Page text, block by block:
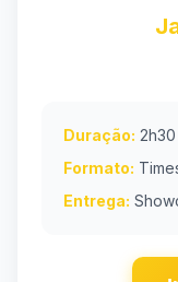
Duração: 2h30
Formato:
Entrega: